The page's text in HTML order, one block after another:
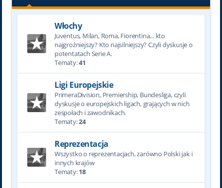
Włochy
Juventus, Milan, Roma, Fiorentina... kto
najgroźniejszy? Kto najsilniejszy? Czyli dyskusje o
potentatach Serie A.
Tematy:41
Ligi Europejskie
PrimeraDivision, Premiership, Bundesliga, czyli
dyskusje o europejskich ligach, grających w nich
zespołach i zawodnikach.
Tematy:24
Reprezentacja
Wszystko o reprezentacjach, zarówno Polski jak i
innych krajów
Tematy:18